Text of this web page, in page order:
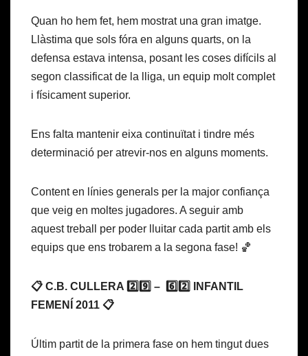
Quan ho hem fet, hem mostrat una gran imatge.
Llàstima que sols fóra en alguns quarts, on la
defensa estava intensa, posant les coses difícils al
segon classificat de la lliga, un equip molt complet
i físicament superior.
Ens falta mantenir eixa continuïtat i tindre més
determinació per atrevir-nos en alguns moments.
Content en línies generals per la major confiança
que veig en moltes jugadores. A seguir amb
aquest treball per poder lluitar cada partit amb els
equips que ens trobarem a la segona fase! 🏀
📋 C.B. CULLERA 2️⃣9️⃣ – 6️⃣2️⃣ INFANTIL
FEMENÍ 2011 📋
Últim partit de la primera fase on hem tingut dues